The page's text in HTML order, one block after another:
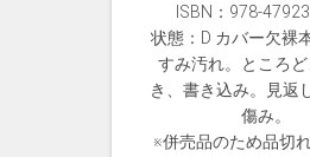
ISBN：978-
状態：D カバー欠裸
すみ汚れ。ところど
き、書き込み。見返
傷み。
※併売品のため品切